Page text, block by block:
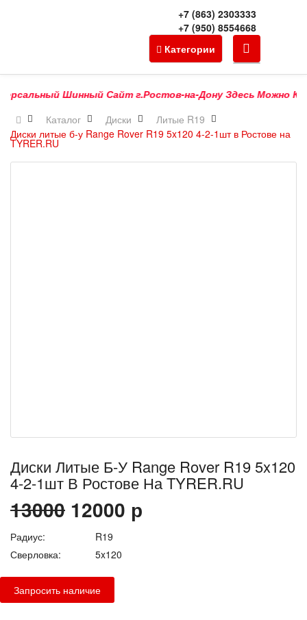
+7 (863) 2303333
+7 (950) 8554668
Категории
Шинный Сайт г.Ростов-на-Дону Здесь Можно
Каталог
Диски
Литые R19
Диски литые б-у Range Rover R19 5x120 4-2-1шт в Ростове на
TYRER.RU
Диски Литые Б-У Range Rover R19 5x120
4-2-1шт В Ростове На TYRER.RU
13000 12000 р
Радиус:
R19
Сверловка:
5x120